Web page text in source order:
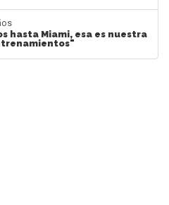
hasta Miami, esa es nuestra